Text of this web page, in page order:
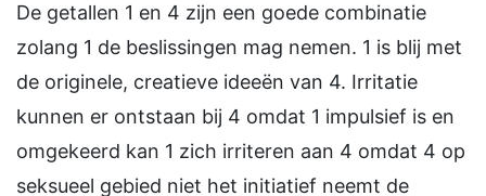
De getallen 1 en 4 zijn een goede combinatie
zolang 1 de beslissingen mag nemen. 1 is blij met
de originele, creatieve ideeën van 4. Irritatie
kunnen er ontstaan bij 4 omdat 1 impulsief is en
omgekeerd kan 1 zich irriteren aan 4 omdat 4 op
seksueel gebied niet het initiatief neemt de